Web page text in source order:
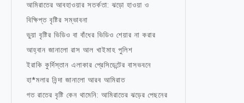
আমিরাতের আবহাওয়ার সতর্কতা: ঝড়ো হাওয়া ও
বিক্ষিপ্ত বৃষ্টির সম্ভাবনা
ভুয়া বৃষ্টির ভিডিও বা বাঁধের ভিডিও শেয়ার না করার
আহ্বান জানালো রাস আল খাইমাহ পুলিশ
ইরাকি কুর্দিস্তান এলাকার প্রেসিডেন্টের বাসভবনে
হা*মলার নিন্দা জানালো আরব আমিরাত
গত রাতের বৃষ্টি কেন থামেনি: আমিরাতের ঝড়ের পেছনের